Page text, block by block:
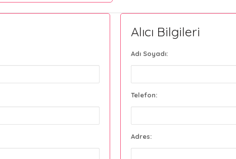
Alıcı Bilgileri
Adı Soyadı:
Telefon:
Adres: